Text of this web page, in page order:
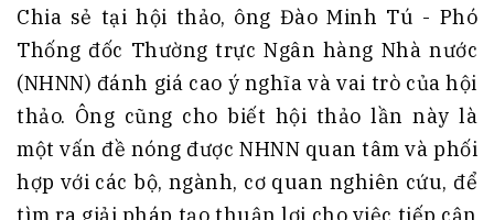
Chia sẻ tại hội thảo, ông Đào Minh Tú - Phó
Thống đốc Thường trực Ngân hàng Nhà nước
(NHNN) đánh giá cao ý nghĩa và vai trò của hội
thảo. Ông cũng cho biết hội thảo lần này là
một vấn đề nóng được NHNN quan tâm và phối
hợp với các bộ, ngành, cơ quan nghiên cứu, để
tìm ra giải pháp tạo thuận lợi cho việc tiếp cận